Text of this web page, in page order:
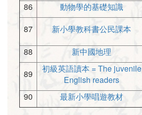
86
動物學的基礎知識
87
新小學教科書公民課本
88
新中國地理
89
初級英語讀本 = The juvenile
English readers
90
最新小學唱遊教材